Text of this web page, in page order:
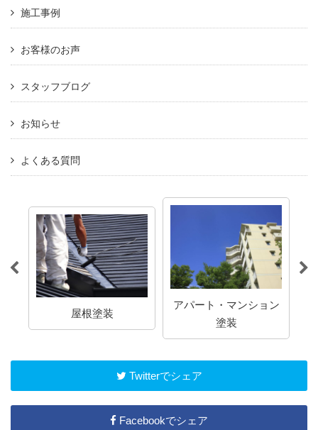
施工事例
お客様のお声
スタッフブログ
お知らせ
よくある質問
屋根塗装
アパート・マンション
塗装
Twitterでシェア
Facebookでシェア